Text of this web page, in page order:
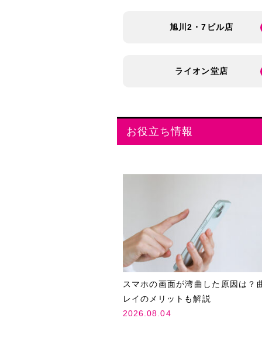
旭川2・7ビル店
ライオン堂店
お役立ち情報
スマホの画面が湾曲した原因は？
レイのメリットも解説
2026.08.04